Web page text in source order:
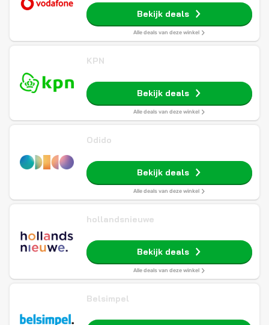
Bekijk deals
Alle deals van deze winkel
KPN
Bekijk deals
Alle deals van deze winkel
Odido
Bekijk deals
Alle deals van deze winkel
hollandsnieuwe
Bekijk deals
Alle deals van deze winkel
Belsimpel